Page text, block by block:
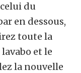
du
en dessous,
toute la
et le
la nouvelle